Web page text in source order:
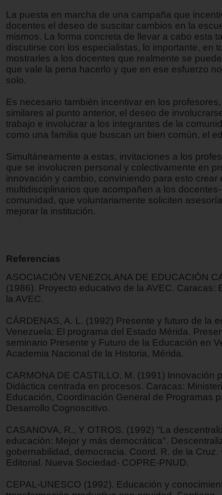
La puesta en marcha de una campaña que
docentes el deseo de suscitar cambios en la
mismos. La forma concreta de llevar a cabo esta
discutirse con los especialistas, lo importante, en
mostrarles a los docentes que realmente se
que vale la pena hacerlo y que en ese esfuerzo
solo.
Es necesario también incentivar en los
similares al punto anterior, el deseo de
trabajo e involucrar a los integrantes de la
como una familia que buscan un bien común, el
Simultáneamente a estas, invitaciones a los
que se involucren personal y colectivamente en
innovación y cambio, conviniendo para esto crear
multidisciplinarios que acompañen a los
comunidad, que voluntariamente soliciten
mejorar la institución.
Referencias
ASOCIACIÓN VENEZOLANA DE EDUCACIÓN
(1986). Proyecto educativo de la AVEC. Caracas:
la AVEC.
CÁRDENAS, A. L. (1992) Presente y futuro de la
Venezuela: El programa del Estado Mérida.
seminario Presente y Futuro de la Educación en
Academia Nacional de la Historia, Mérida.
CARMONA DE CASTILLO, M. (1991) Innovación
Didáctica centrada en procesos. Caracas:
Educación, Coordinación General de Programas
Desarrollo Cognoscitivo.
CASANOVA, R., Y OTROS. (1992) "La
educación: Mejor y más democrática".
gobernabilidad, democracia. Coord. R. de la Cruz.
Editorial. Nueva Sociedad- COPRE-PNUD.
CEPAL-UNESCO (1992). Educación y